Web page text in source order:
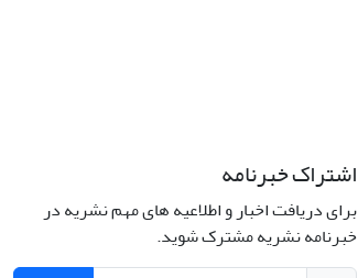
اشتراک خبرنامه
برای دریافت اخبار و اطلاعیه های مهم نشریه در
خبرنامه نشریه مشترک شوید.